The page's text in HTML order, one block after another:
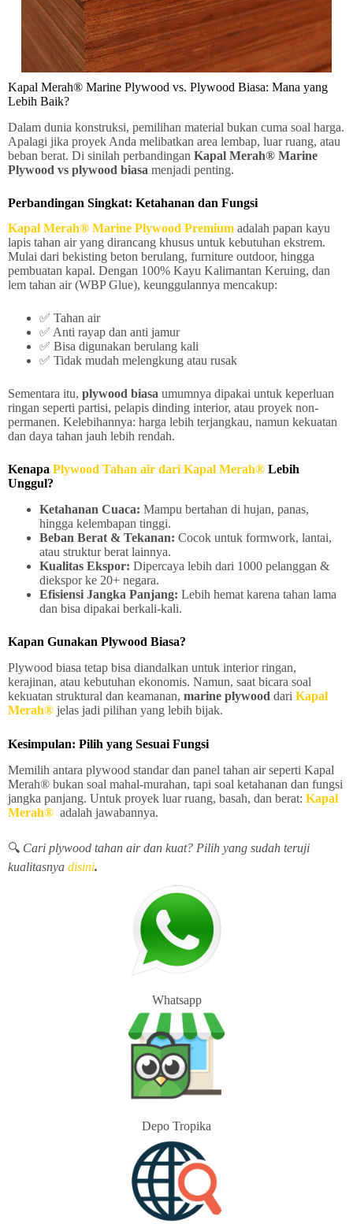
Kapal Merah® Marine Plywood vs. Plywood Biasa: Mana yang
Lebih Baik?
Dalam dunia konstruksi, pemilihan material bukan cuma soal harga.
Apalagi jika proyek Anda melibatkan area lembap, luar ruang, atau
beban berat. Di sinilah perbandingan Kapal Merah® Marine
Plywood vs plywood biasa menjadi penting.
Perbandingan Singkat: Ketahanan dan Fungsi
Kapal Merah® Marine Plywood Premium adalah papan kayu
lapis tahan air yang dirancang khusus untuk kebutuhan ekstrem.
Mulai dari bekisting beton berulang, furniture outdoor, hingga
pembuatan kapal. Dengan 100% Kayu Kalimantan Keruing, dan
lem tahan air (WBP Glue), keunggulannya mencakup:
✅ Tahan air
✅ Anti rayap dan anti jamur
✅ Bisa digunakan berulang kali
✅ Tidak mudah melengkung atau rusak
Sementara itu, plywood biasa umumnya dipakai untuk keperluan
ringan seperti partisi, pelapis dinding interior, atau proyek non-
permanen. Kelebihannya: harga lebih terjangkau, namun kekuatan
dan daya tahan jauh lebih rendah.
Kenapa Plywood Tahan air dari Kapal Merah® Lebih
Unggul?
Ketahanan Cuaca: Mampu bertahan di hujan, panas,
hingga kelembapan tinggi.
Beban Berat & Tekanan: Cocok untuk formwork, lantai,
atau struktur berat lainnya.
Kualitas Ekspor: Dipercaya lebih dari 1000 pelanggan &
diekspor ke 20+ negara.
Efisiensi Jangka Panjang: Lebih hemat karena tahan lama
dan bisa dipakai berkali-kali.
Kapan Gunakan Plywood Biasa?
Plywood biasa tetap bisa diandalkan untuk interior ringan,
kerajinan, atau kebutuhan ekonomis. Namun, saat bicara soal
kekuatan struktural dan keamanan, marine plywood dari Kapal
Merah® jelas jadi pilihan yang lebih bijak.
Kesimpulan: Pilih yang Sesuai Fungsi
Memilih antara plywood standar dan panel tahan air seperti Kapal
Merah® bukan soal mahal-murahan, tapi soal ketahanan dan fungsi
jangka panjang. Untuk proyek luar ruang, basah, dan berat: Kapal
Merah® adalah jawabannya.
🔍 Cari plywood tahan air dan kuat? Pilih yang sudah teruji
kualitasnya disini.
Whatsapp
Depo Tropika